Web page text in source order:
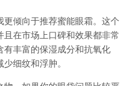
倾向于推荐蜜能眼霜。这个
在市场上口碑和效果都非常
有丰富的保湿成分和抗氧化
细纹和浮肿。